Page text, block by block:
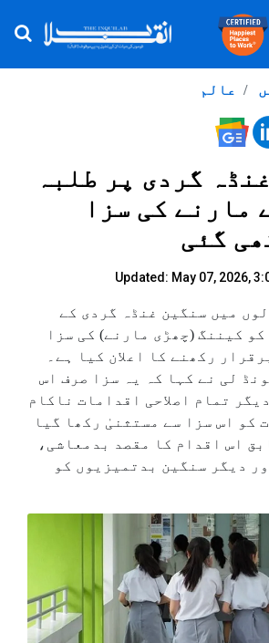
عالم
گردی پر طلبہ
مارنے کی سزا
گئی
Updated: May 07, 2026,
میں سنگین غنڈہ گردی کے
کیننگ (چھڑی مارنے) کی سزا
رکھنے کا اعلان کیا ہے۔
لی نے کہا کہ یہ سزا صرف اس
تمام اصلاحی اقدامات ناکام
کو اس سزا سے مستثنیٰ رکھا گیا
اس اقدام کا مقصد بدمعاشی،
دیگر سنگین بدتمیزیوں کو